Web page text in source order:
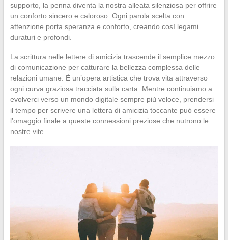
supporto, la penna diventa la nostra alleata silenziosa per offrire
un conforto sincero e caloroso. Ogni parola scelta con
attenzione porta speranza e conforto, creando così legami
duraturi e profondi.
La scrittura nelle lettere di amicizia trascende il semplice mezzo
di comunicazione per catturare la bellezza complessa delle
relazioni umane. È un’opera artistica che trova vita attraverso
ogni curva graziosa tracciata sulla carta. Mentre continuiamo a
evolverci verso un mondo digitale sempre più veloce, prendersi
il tempo per scrivere una lettera di amicizia toccante può essere
l’omaggio finale a queste connessioni preziose che nutrono le
nostre vite.